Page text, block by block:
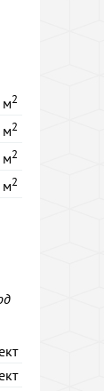
м2
м2
м2
м2